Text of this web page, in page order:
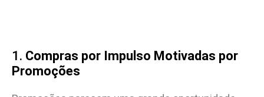
1. Compras por Impulso Motivadas por
Promoções